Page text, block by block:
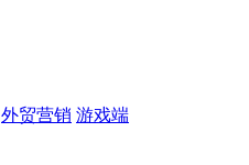
外贸营销 游戏端